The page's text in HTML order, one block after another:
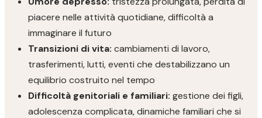
piacere nelle attività quotidiane, difficoltà a
immaginare il futuro
Transizioni di vita: cambiamenti di lavoro,
trasferimenti, lutti, eventi che destabilizzano un
equilibrio costruito nel tempo
Difficoltà genitoriali e familiari: gestione dei figli,
adolescenza complicata, dinamiche familiari che si